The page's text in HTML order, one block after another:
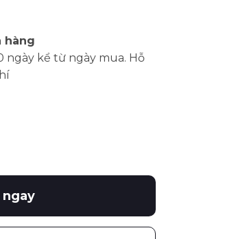
hàng
ngày kể từ ngày mua. Hỗ
ngay